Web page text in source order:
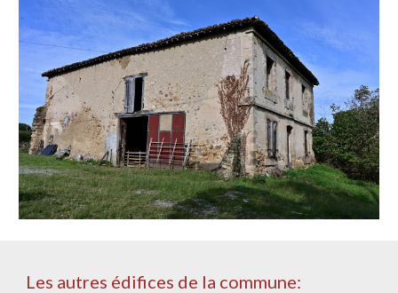
Les autres édifices de la commune: